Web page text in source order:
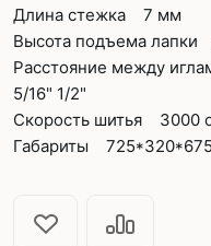
Длина стежка 7 мм
Высота подъема
Расстояние между
5/16" 1/2"
Скорость шитья 3000
Габариты 725*320*675